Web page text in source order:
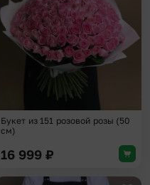
Букет из 151 розовой розы (50
см)
16 999 ₽